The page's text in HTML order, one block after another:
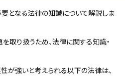
となる法律の知識について解説しま
取り扱うため、法律に関する知識・
が強いと考えられる以下の法律は、